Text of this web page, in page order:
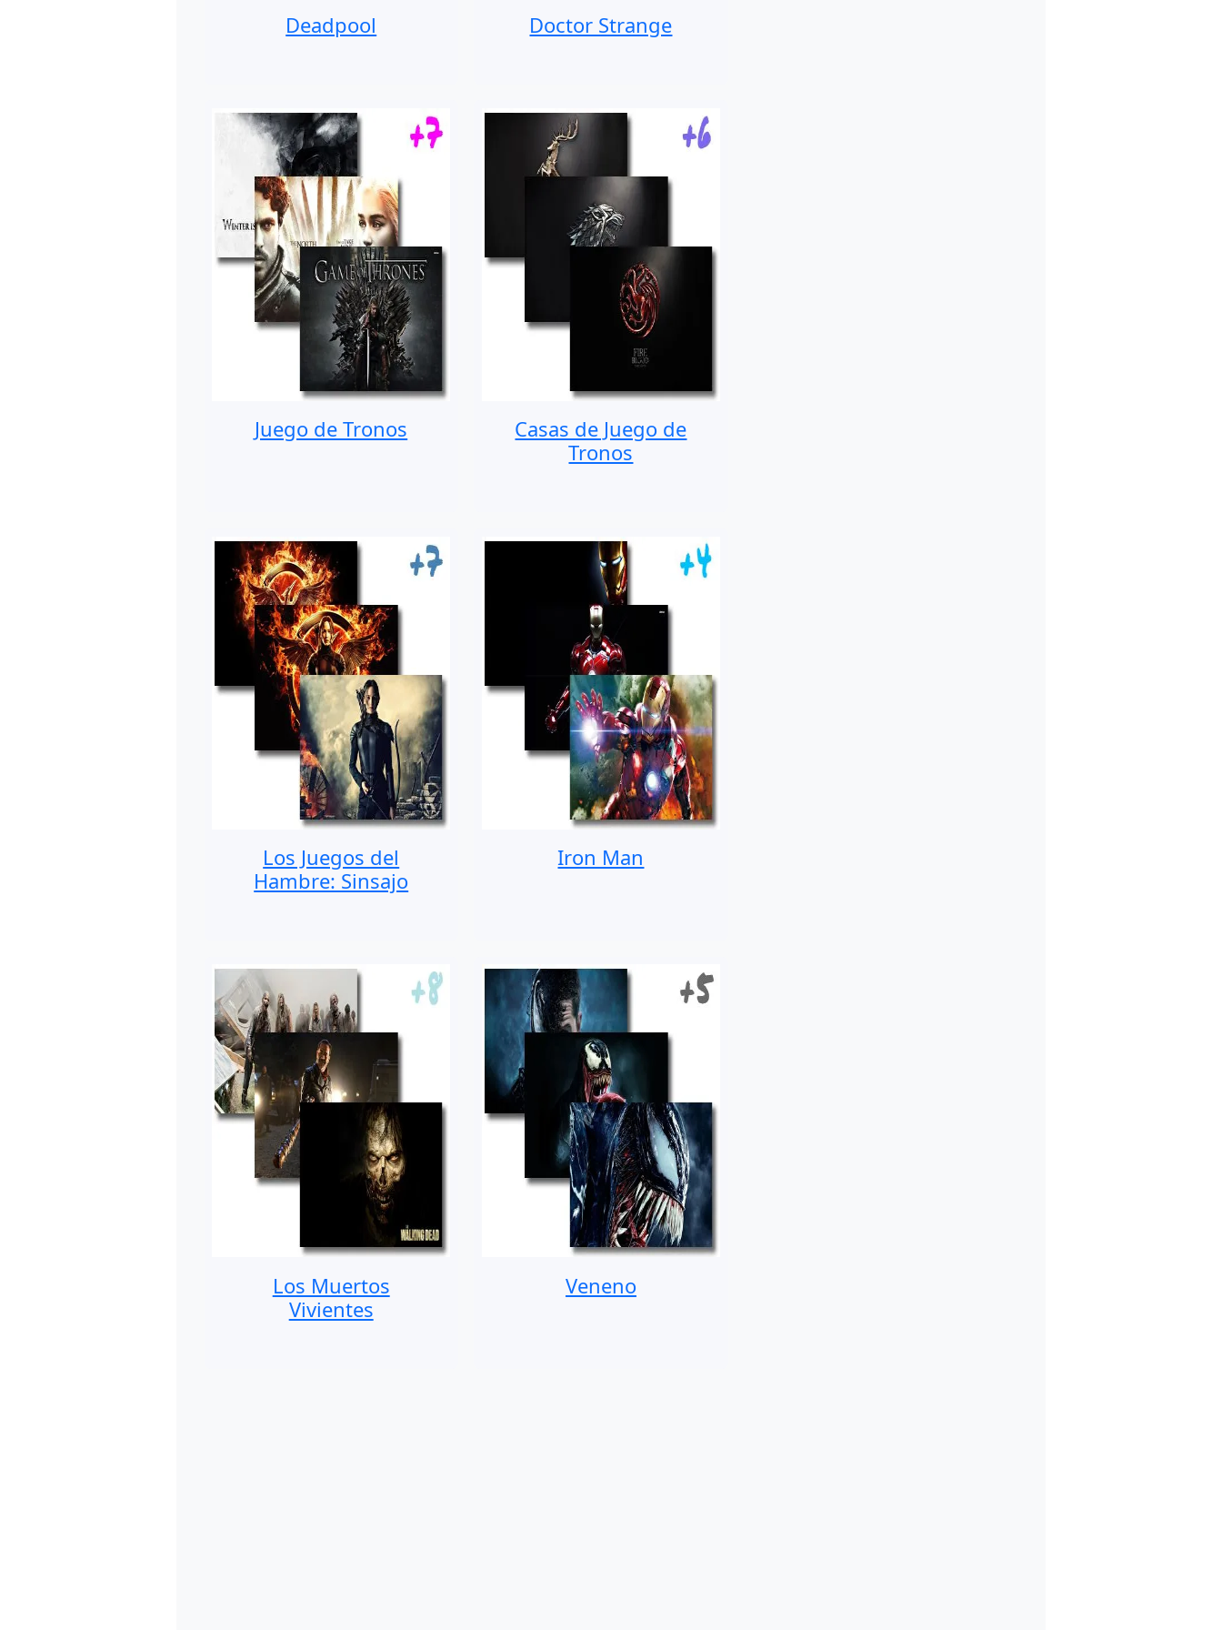
Deadpool Doctor Strange
Juego de Tronos
Casas de Juego de
Tronos
Los Juegos del
Hambre: Sinsajo
Iron Man
Los Muertos
Vivientes
Veneno